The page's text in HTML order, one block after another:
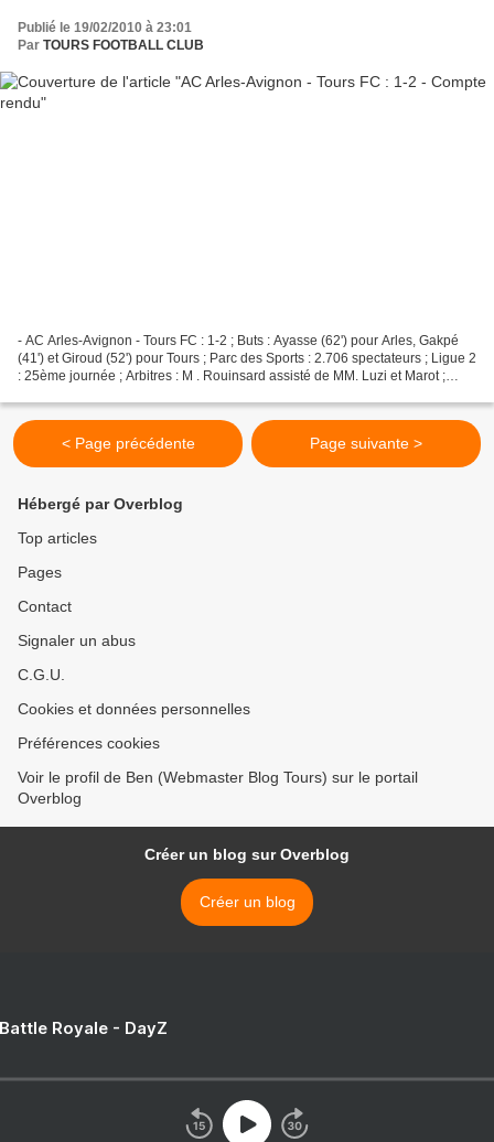
Publié le 19/02/2010 à 23:01
Par TOURS FOOTBALL CLUB
- AC Arles-Avignon - Tours FC : 1-2 ; Buts : Ayasse (62') pour Arles, Gakpé
(41') et Giroud (52') pour Tours ; Parc des Sports : 2.706 spectateurs ; Ligue 2
: 25ème journée ; Arbitres : M . Rouinsard assisté de MM. Luzi et Marot ;
< Page précédente Page suivante >
Hébergé par Overblog
Top articles
Pages
Contact
Signaler un abus
C.G.U.
Cookies et données personnelles
Préférences cookies
Voir le profil de Ben (Webmaster Blog Tours) sur le portail
Overblog
Créer un blog sur Overblog
Créer un blog
Royale - DayZ